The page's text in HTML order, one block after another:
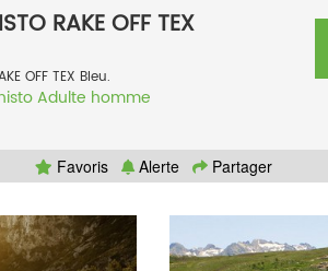
RAKE OFF TEX
OFF TEX Bleu.
Adulte homme
Favoris
Alerte Partager